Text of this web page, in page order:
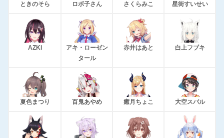
ときのそら ロボ子さん さくらみこ 星街すいせい
AZKi
アキ・ローゼン
タール
赤井はあと 白上フブキ
夏色まつり 百鬼あやめ 癒月ちょこ 大空スバル